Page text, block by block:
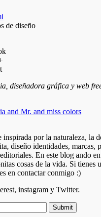
de diseño
diseñadora gráfica y web
inspirada por la naturaleza, la
diseño identidades, marcas,
En este blog ando
cosas de la vida. Si tienes
en contactar conmigo :)
instagram y Twitter.